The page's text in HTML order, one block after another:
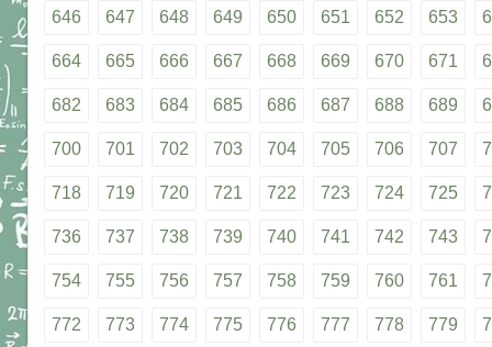
646 647 648 649 650 651 652 653
664 665 666 667 668 669 670 671
682 683 684 685 686 687 688 689
700 701 702 703 704 705 706 707
718 719 720 721 722 723 724 725
736 737 738 739 740 741 742 743
754 755 756 757 758 759 760 761
772 773 774 775 776 777 778 779